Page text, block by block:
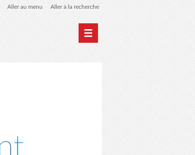
Aller au menu Aller à la recherche